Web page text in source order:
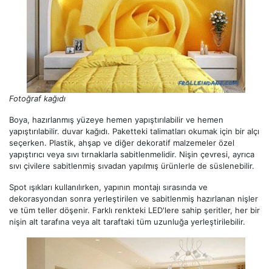
Fotoğraf kağıdı
Boya, hazırlanmış yüzeye hemen yapıştırılabilir ve hemen
yapıştırılabilir. duvar kağıdı. Paketteki talimatları okumak için bir alçı
seçerken. Plastik, ahşap ve diğer dekoratif malzemeler özel
yapıştırıcı veya sıvı tırnaklarla sabitlenmelidir. Nişin çevresi, ayrıca
sıvı çivilere sabitlenmiş sıvadan yapılmış ürünlerle de süslenebilir.
Spot ışıkları kullanılırken, yapının montajı sırasında ve
dekorasyondan sonra yerleştirilen ve sabitlenmiş hazırlanan nişler
ve tüm teller döşenir. Farklı renkteki LED'lere sahip şeritler, her bir
nişin alt tarafına veya alt taraftaki tüm uzunluğa yerleştirilebilir.